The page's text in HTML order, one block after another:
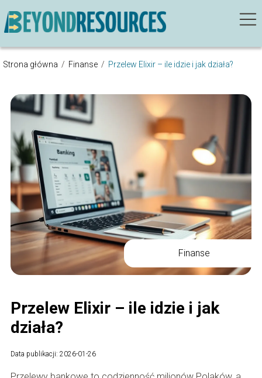
Strona główna / Finanse / Przelew Elixir – ile idzie i jak działa?
Finanse
Przelew Elixir – ile idzie i jak
działa?
Data publikacji: 2026-01-26